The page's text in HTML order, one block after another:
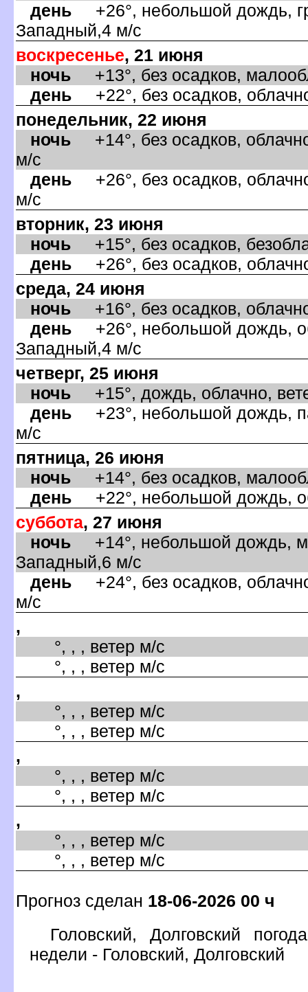
день +26°, небольшой дождь,
Западный,4 м/с
оскресенье, 21 июня
ночь +13°, без осадков,
день +22°, без осадков,
понедельник, 22 июня
ночь +14°, без осадков,
м/с
день +26°, без осадков,
м/с
торник, 23 июня
ночь +15°, без осадков,
день +26°, без осадков,
среда, 24 июня
ночь +16°, без осадков,
день +26°, небольшой дождь,
Западный,4 м/с
четверг, 25 июня
ночь +15°, дождь, облачно,
день +23°, небольшой дождь,
м/с
пятница, 26 июня
ночь +14°, без осадков,
день +22°, небольшой дождь,
суббота, 27 июня
ночь +14°, небольшой дождь,
Западный,6 м/с
день +24°, без осадков,
м/с
,
°, , , ветер м/с
°, , , ветер м/с
,
°, , , ветер м/с
°, , , ветер м/с
,
°, , , ветер м/с
°, , , ветер м/с
,
°, , , ветер м/с
°, , , ветер м/с
Прогноз сделан 18-06-2026 00 ч
Головский, Долговский
недели - Головский, Долговский